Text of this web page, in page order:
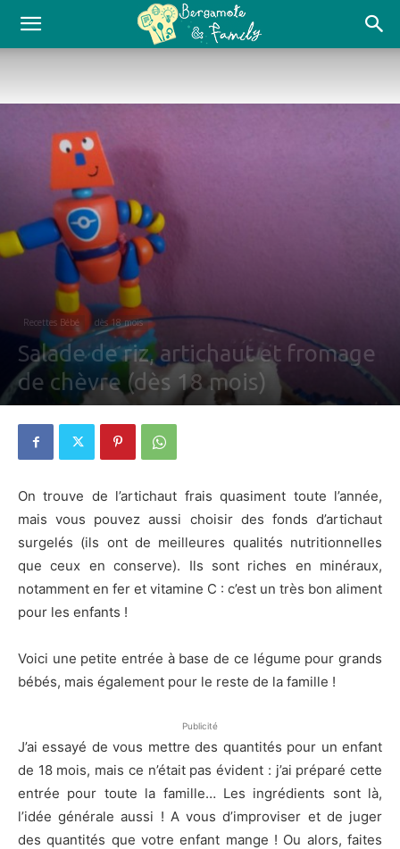
Recettes Bébé dès 18 mois
Salade de riz, artichaut et fromage
de chèvre (dès 18 mois)
On trouve de l’artichaut frais quasiment toute l’année,
mais vous pouvez aussi choisir des fonds d’artichaut
surgelés (ils ont de meilleures qualités nutritionnelles
que ceux en conserve). Ils sont riches en minéraux,
notamment en fer et vitamine C : c’est un très bon aliment
pour les enfants !
Voici une petite entrée à base de ce légume pour grands
bébés, mais également pour le reste de la famille !
Publicité
J’ai essayé de vous mettre des quantités pour un enfant
de 18 mois, mais ce n’était pas évident : j’ai préparé cette
entrée pour toute la famille… Les ingrédients sont là,
l’idée générale aussi ! A vous d’improviser et de juger
des quantités que votre enfant mange ! Ou alors, faites